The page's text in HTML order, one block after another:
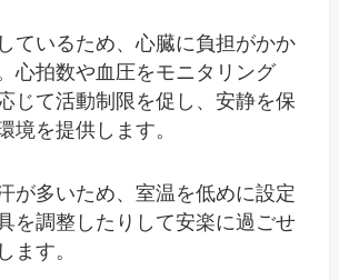
ているため、心臓に負担がかか
心拍数や血圧をモニタリング
じて活動制限を促し、安静を保
境を提供します。
が多いため、室温を低めに設定
を調整したりして安楽に過ごせ
ます。